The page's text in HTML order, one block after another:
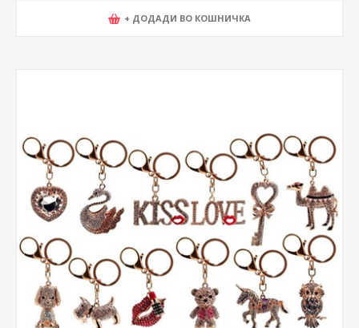
+ ДОДАДИ ВО КОШНИЧКА